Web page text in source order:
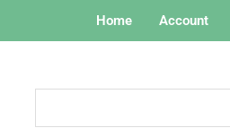
Home Account